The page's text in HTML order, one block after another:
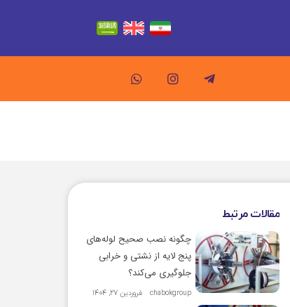
مقالات مرتبط
چگونه نصب صحیح لوله‌های
پنج لایه از نشتی و خرابی
جلوگیری می‌کند؟
chabokgroup فروردین 27, 1404